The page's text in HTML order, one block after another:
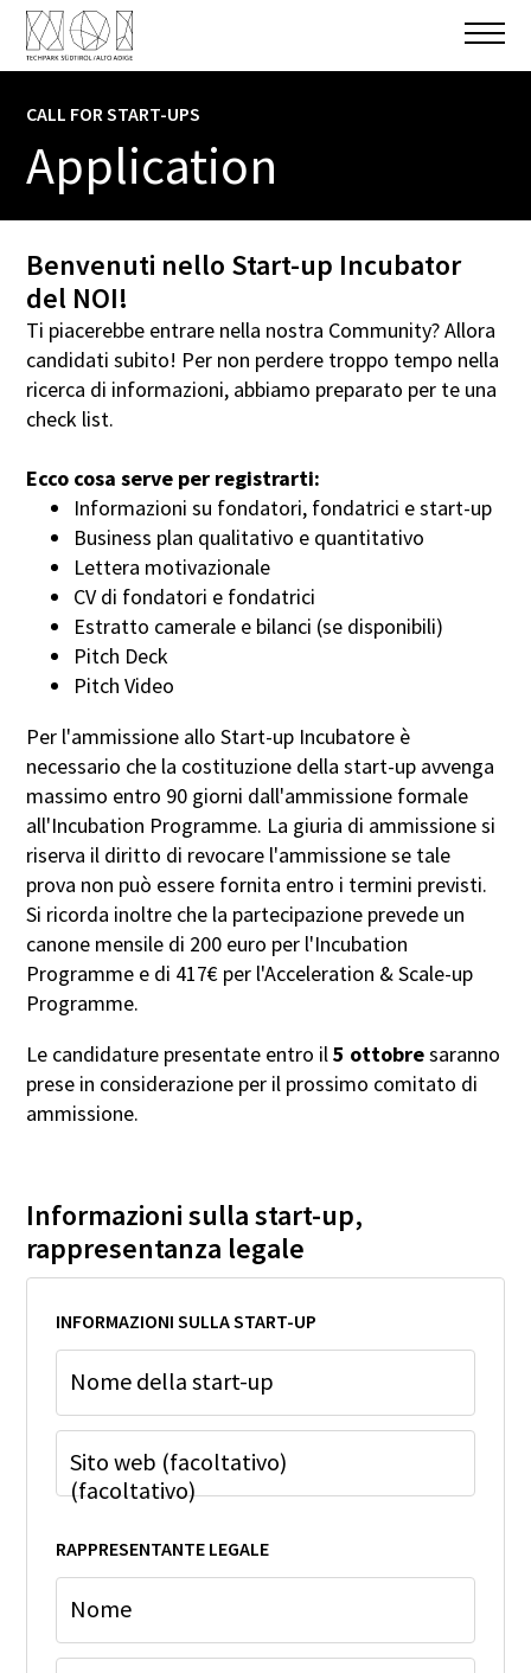
CALL FOR START-UPS
Application
Benvenuti nello Start-up Incubator
del NOI!
Ti piacerebbe entrare nella nostra Community? Allora
candidati subito! Per non perdere troppo tempo nella
ricerca di informazioni, abbiamo preparato per te una
check list.
Ecco cosa serve per registrarti:
Informazioni su fondatori, fondatrici e start-up
Business plan qualitativo e quantitativo
Lettera motivazionale
CV di fondatori e fondatrici
Estratto camerale e bilanci (se disponibili)
Pitch Deck
Pitch Video
Per l'ammissione allo Start-up Incubatore è
necessario che la costituzione della start-up avvenga
massimo entro 90 giorni dall'ammissione formale
all'Incubation Programme. La giuria di ammissione si
riserva il diritto di revocare l'ammissione se tale
prova non può essere fornita entro i termini previsti.
Si ricorda inoltre che la partecipazione prevede un
canone mensile di 200 euro per l'Incubation
Programme e di 417€ per l'Acceleration & Scale-up
Programme.
Le candidature presentate entro il5 ottobresaranno
prese in considerazione per il prossimo comitato di
ammissione.
Informazioni sulla start-up,
rappresentanza legale
INFORMAZIONI SULLA START-UP
Nome della start-up
Sito web (facoltativo)
(facoltativo)
RAPPRESENTANTE LEGALE
Nome